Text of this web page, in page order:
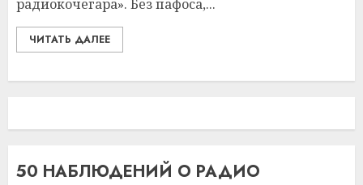
радиокочегара». Без пафоса,...
ЧИТАТЬ ДАЛЕЕ
50 НАБЛЮДЕНИЙ О РАДИО